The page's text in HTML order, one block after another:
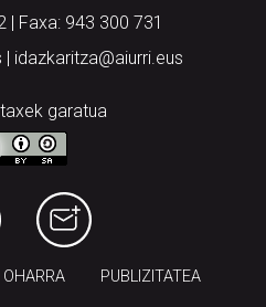
| Faxa: 943 300 731
| idazkaritza@aiurri.eus
garatua
OHARRA PUBLIZITATEA